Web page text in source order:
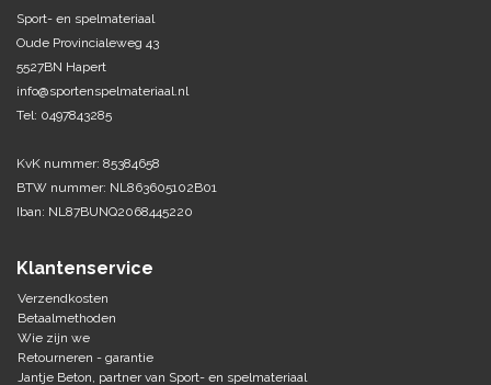
Sport- en spelmateriaal
Oude Provincialeweg 43
5527BN Hapert
info@sportenspelmateriaal.nl
Tel: 0497843285
KvK nummer: 85384658
BTW nummer: NL863605102B01
Iban: NL87BUNQ2068445220
Klantenservice
Verzendkosten
Betaalmethoden
Wie zijn we
Retourneren - garantie
Jantje Beton, partner van Sport- en spelmateriaal